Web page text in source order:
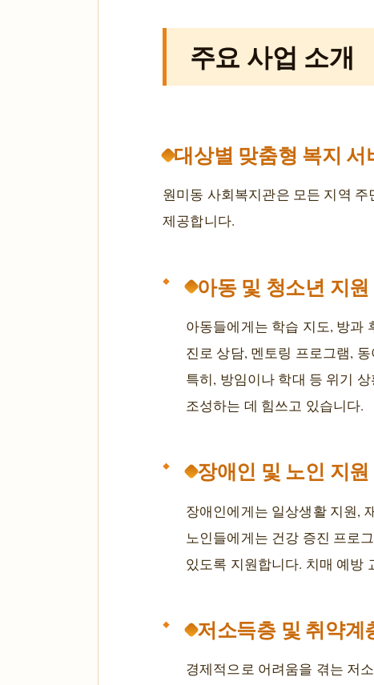
주요 사업 소개
대상별 맞춤형 복지 서
원미동 사회복지관은 모든 지역
제공합니다.
아동 및 청소년 지원
아동들에게는 학습 지도, 방과
진로 상담, 멘토링 프로그램,
특히, 방임이나 학대 등 위기
조성하는 데 힘쓰고 있습니다.
장애인 및 노인 지원
장애인에게는 일상생활 지원,
노인들에게는 건강 증진 프로
있도록 지원합니다. 치매 예방
저소득층 및 취약계
경제적으로 어려움을 겪는 저